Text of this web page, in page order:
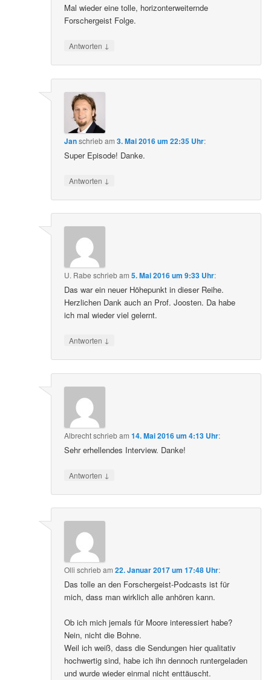
Mal wieder eine tolle, horizonterweiternde
Forschergeist Folge.
Antworten ↓
Janschriebam3. Mai 2016 um 22:35 Uhr:
Super Episode! Danke.
Antworten ↓
U. Rabe schriebam5. Mai 2016 um 9:33 Uhr:
Das war ein neuer Höhepunkt in dieser Reihe.
Herzlichen Dank auch an Prof. Joosten. Da habe
ich mal wieder viel gelernt.
Antworten ↓
Albrechtschriebam14. Mai 2016 um 4:13 Uhr:
Sehr erhellendes Interview. Danke!
Antworten ↓
Olli schriebam22. Januar 2017 um 17:48 Uhr:
Das tolle an den Forschergeist-Podcasts ist für
mich, dass man wirklich alle anhören kann.
Ob ich mich jemals für Moore interessiert habe?
Nein, nicht die Bohne.
Weil ich weiß, dass die Sendungen hier qualitativ
hochwertig sind, habe ich ihn dennoch runtergeladen
und wurde wieder einmal nicht enttäuscht.